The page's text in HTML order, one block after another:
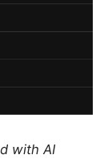
with AI